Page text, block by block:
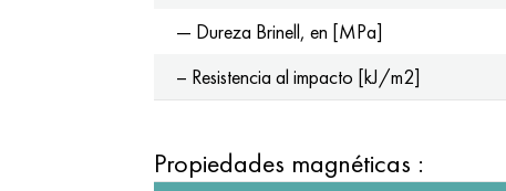
— Dureza Brinell, en [MPa]
– Resistencia al impacto [kJ/m2]
Propiedades magnéticas :